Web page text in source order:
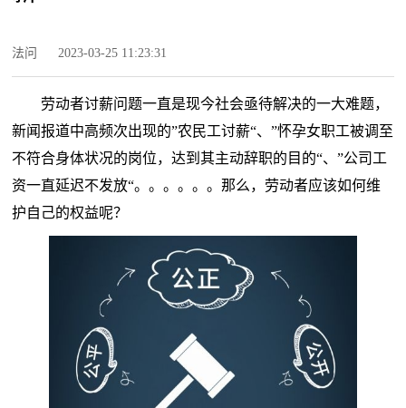
法问 2023-03-25 11:23:31
劳动者讨薪问题一直是现今社会亟待解决的一大难题，
新闻报道中高频次出现的”农民工讨薪“、”怀孕女职工被调至
不符合身体状况的岗位，达到其主动辞职的目的“、”公司工
资一直延迟不发放“。。。。。。那么，劳动者应该如何维
护自己的权益呢？